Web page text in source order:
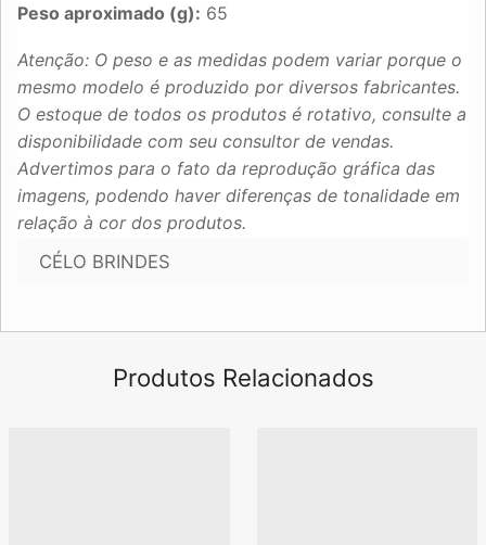
Peso aproximado (g): 65
Atenção: O peso e as medidas podem variar porque o
mesmo modelo é produzido por diversos fabricantes.
O estoque de todos os produtos é rotativo, consulte a
disponibilidade com seu consultor de vendas.
Advertimos para o fato da reprodução gráfica das
imagens, podendo haver diferenças de tonalidade em
relação à cor dos produtos.
CÉLO BRINDES
Produtos Relacionados